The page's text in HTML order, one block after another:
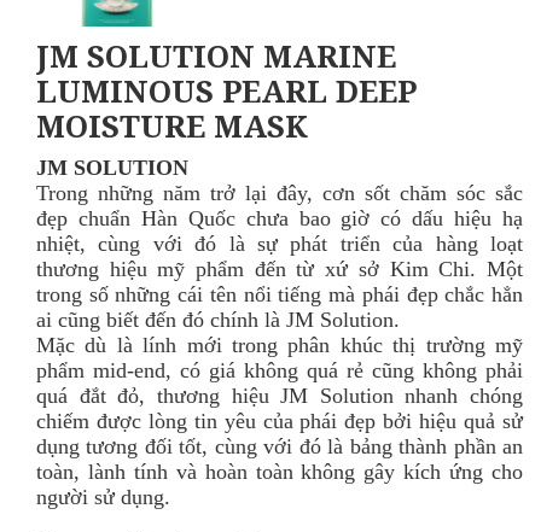
JM SOLUTION MARINE
LUMINOUS PEARL DEEP
MOISTURE MASK
JM SOLUTION
Trong những năm trở lại đây, cơn sốt chăm sóc sắc
đẹp chuẩn Hàn Quốc chưa bao giờ có dấu hiệu hạ
nhiệt, cùng với đó là sự phát triển của hàng loạt
thương hiệu mỹ phẩm đến từ xứ sở Kim Chi. Một
trong số những cái tên nổi tiếng mà phái đẹp chắc hẳn
ai cũng biết đến đó chính là JM Solution.
Mặc dù là lính mới trong phân khúc thị trường mỹ
phẩm mid-end, có giá không quá rẻ cũng không phải
quá đắt đỏ, thương hiệu JM Solution nhanh chóng
chiếm được lòng tin yêu của phái đẹp bởi hiệu quả sử
dụng tương đối tốt, cùng với đó là bảng thành phần an
toàn, lành tính và hoàn toàn không gây kích ứng cho
người sử dụng.